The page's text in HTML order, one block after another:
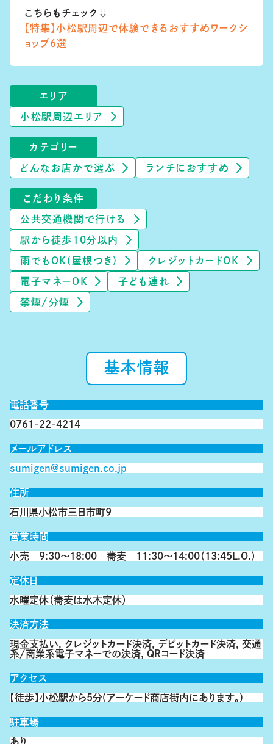
こちらもチェック⇩
【特集】小松駅周辺で体験できるおすすめワークシ
ョップ６選
エリア
小松駅周辺エリア
カテゴリー
どんなお店かで選ぶ ランチにおすすめ
こだわり条件
公共交通機関で行ける
駅から徒歩10分以内
雨でもOK(屋根つき) クレジットカードOK
電子マネーOK 子ども連れ
禁煙/分煙
基本情報
電話番号
0761-22-4214
メールアドレス
sumigen@sumigen.co.jp
住所
石川県小松市三日市町9
営業時間
小売 9:30～18:00 蕎麦 11:30～14:00（13:45L.O.）
定休日
水曜定休（蕎麦は水木定休）
決済方法
現金支払い, クレジットカード決済, デビットカード決済, 交通
系/商業系電子マネーでの決済, QRコード決済
アクセス
【徒歩】小松駅から5分(アーケード商店街内にあります。)
駐車場
あり